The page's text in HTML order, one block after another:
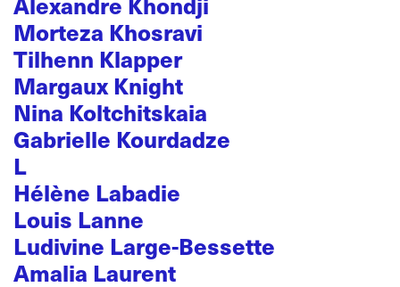
Morteza Khosravi
Tilhenn Klapper
Margaux Knight
Nina Koltchitskaia
Gabrielle Kourdadze
L
Hélène Labadie
Louis Lanne
Ludivine Large-Bessette
Amalia Laurent